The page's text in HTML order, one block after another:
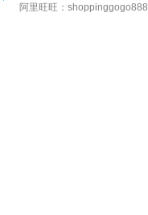
阿里旺旺：shoppinggogo888